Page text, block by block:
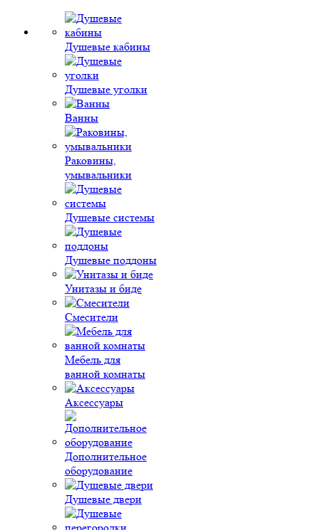
Душевые кабины
Душевые уголки
Ванны
Раковины,
умывальники
Душевые системы
Душевые поддоны
Унитазы и биде
Смесители
Мебель для
ванной комнаты
Аксессуары
Дополнительное
оборудование
Душевые двери